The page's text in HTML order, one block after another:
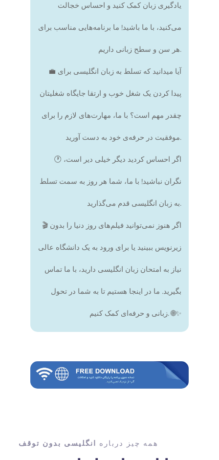
یادگیری زبان کمک کنید و احساس خجالت
می‌کنید، با ما باشید! ما برنامه‌هایی مناسب برای
هر سن و سطح زبانی داریم.
💼 آیا میدانید که تسلط به زبان انگلیسی برای
پیدا کردن یک شغل خوب و ارتقا جایگاه شغلیتان
چقدر مهم است؟ با ما، مهارت‌های لازم را برای
موفقیت در حرفه‌ی خود به دست آورید.
🕐 اگر احساس کردید دیگر خیلی دیر است،
نگران نباشید! با ما، شما هر روز به سمت تسلط
به زبان انگلیسی قدم می‌گذارید.
🎬 اگر هنوز نمی‌توانید فیلم‌های روز دنیا را بدون
زیرنویس ببینید یا برای ورود به یک دانشگاه عالی
نیاز به امتحان زبان انگلیسی دارید، با ما تماس
بگیرید. ما در اینجا هستیم تا به شما در تحول
زبانی و حرفه‌ای کمک کنیم. 🌐✨
همه چیز درباره انگلیسی بدون توقف